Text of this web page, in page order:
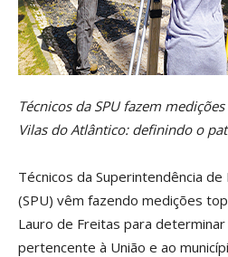
Técnicos da SPU fazem
Vilas do Atlântico: definindo o
Técnicos da Superintendência
(SPU) vêm fazendo medições
Lauro de Freitas para determinar
pertencente à União e ao